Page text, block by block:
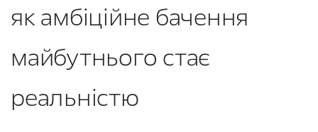
як амбіційне бачення
майбутнього стає
реальністю